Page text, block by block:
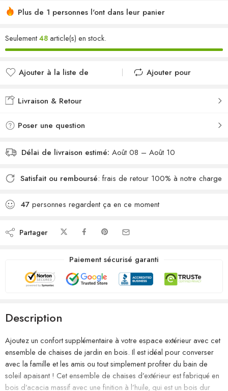
Plus de 1 personnes l'ont dans leur panier
Seulement48article(s) en stock.
Ajouter à la liste de
Ajouté à la liste de
Ajouter pour
Livraison & Retour
Poser une question
Délai de livraison estimé: Août 08 – Août 10
Satisfait ou remboursé: frais de retour 100% à notre charge
47 personnes regardent ça en ce moment
Partager
Paiement sécurisé garanti
Description
Ajoutez un confort supplémentaire à votre espace extérieur avec cet
ensemble de chaises de jardin en bois. Il est idéal pour converser
avec la famille et les amis ou tout simplement profiter du bain de
soleil apaisant ! Cet ensemble de chaises d’extérieur est fabriqué en
bois d’acacia massif avec une finition à l’huile, qui est un bois dur